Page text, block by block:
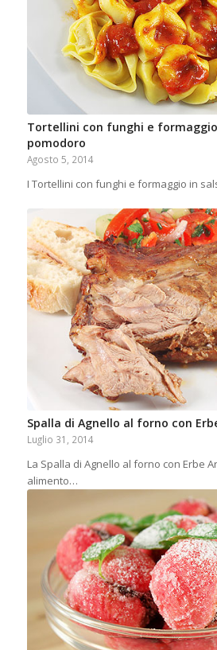
Tortellini con funghi e
pomodoro
Agosto 5, 2014
I Tortellini con funghi e formaggio in
Spalla di Agnello al forno con
Luglio 31, 2014
La Spalla di Agnello al forno con Erbe
alimento…